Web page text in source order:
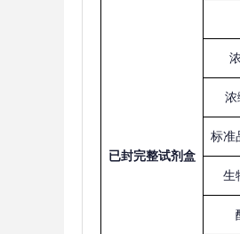
已封完整试剂盒
浓
标准
生